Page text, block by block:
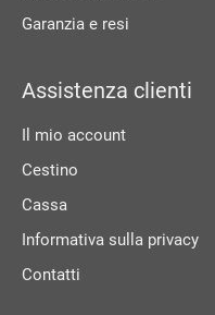
Garanzia e resi
Assistenza clienti
Il mio account
Cestino
Cassa
Informativa sulla privacy
Contatti